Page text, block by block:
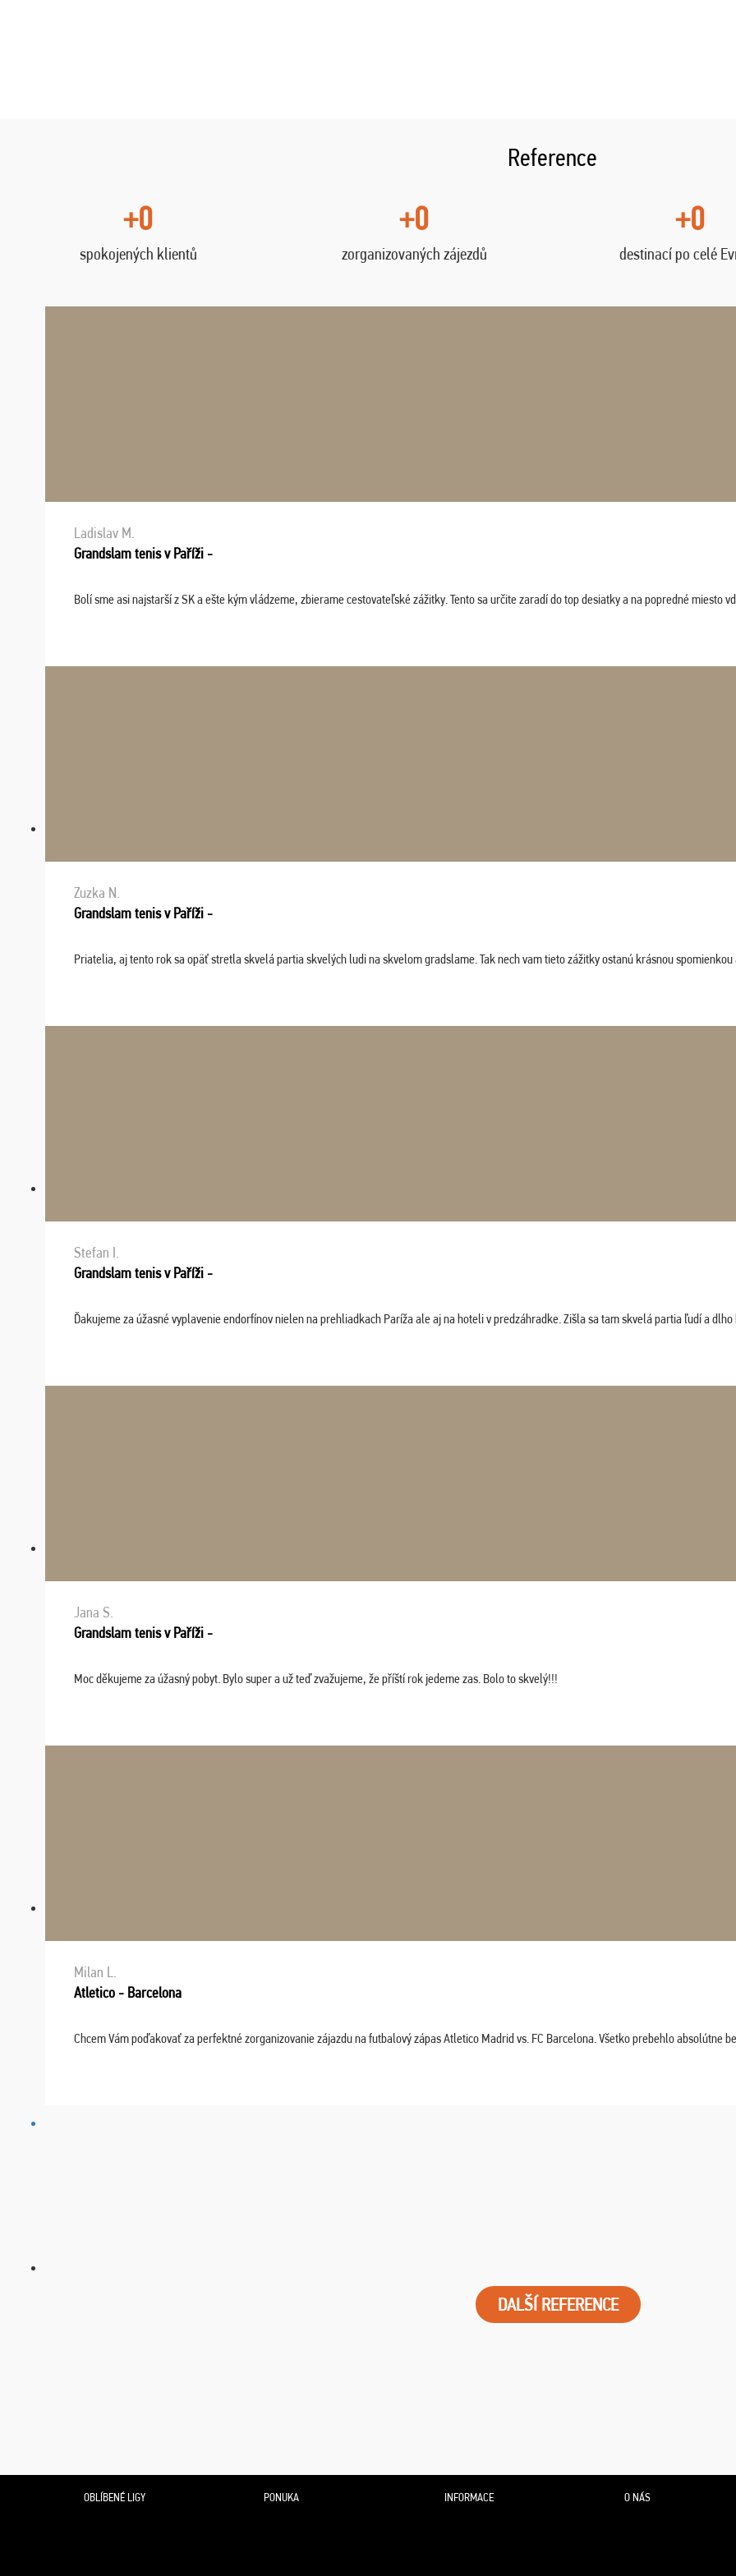
Reference
+0
spokojených klientů
+0
zorganizovaných zájezdů
+0
destinací po celé
Ladislav M.
Grandslam tenis v Paříži -
Bolí sme asi najstarší z SK a ešte kým vládzeme, zbierame cestovateľské zážitky. Tento sa určite zaradí do top desiatky a na popredné miesto
Zuzka N.
Grandslam tenis v Paříži -
Priatelia, aj tento rok sa opäť stretla skvelá partia skvelých ludi na skvelom gradslame. Tak nech vam tieto zážitky ostanú krásnou
Stefan I.
Grandslam tenis v Paříži -
Ďakujeme za úžasné vyplavenie endorfínov nielen na prehliadkach Paríža ale aj na hoteli v predzáhradke. Zišla sa tam skvelá partia ľudí a
Jana S.
Grandslam tenis v Paříži -
Moc děkujeme za úžasný pobyt. Bylo super a už teď zvažujeme, že příští rok jedeme zas. Bolo to skvelý!!!
Milan L.
Atletico - Barcelona
Chcem Vám poďakovať za perfektné zorganizovanie zájazdu na futbalový zápas Atletico Madrid vs. FC Barcelona. Všetko prebehlo absolútne
DALŠÍ REFERENCE
OBLÍBENÉ LIGY PONUKA INFORMACE O NÁS